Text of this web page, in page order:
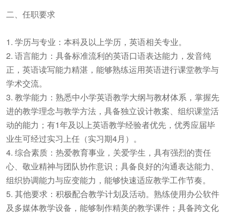
二、任职要求
1. 学历与专业：本科及以上学历，英语相关专业。
2. 语言能力：具备标准流利的英语口语表达能力，发音纯
正，英语读写能力精湛，能够熟练运用英语进行课堂教学与
学术交流。
3. 教学能力：熟悉中小学英语教学大纲与教材体系，掌握先
进的教学理念与教学方法，具备独立设计教案、组织课堂活
动的能力；有1年及以上英语教学经验者优先，优秀应届毕
业生可经过实习上任（实习期4月）。
4. 综合素质：热爱教育事业，关爱学生，具有强烈的责任
心、敬业精神与团队协作意识；具备良好的沟通表达能力、
组织协调能力与应变能力，能够快速适应教学工作节奏。
5. 其他要求：积极配合教学计划及活动。熟练使用办公软件
及多媒体教学设备，能够制作精美的教学课件；具备跨文化